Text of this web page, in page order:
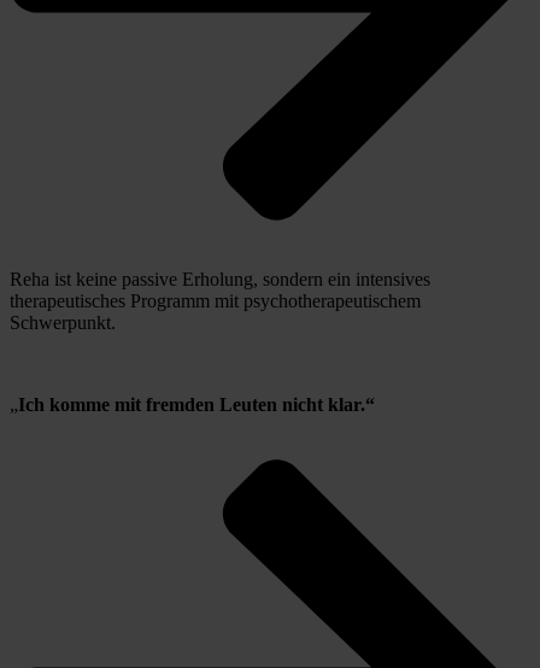
Reha ist keine passive Erholung, sondern ein intensives
therapeutisches Programm mit psychotherapeutischem
Schwerpunkt.
„Ich komme mit fremden Leuten nicht klar.“